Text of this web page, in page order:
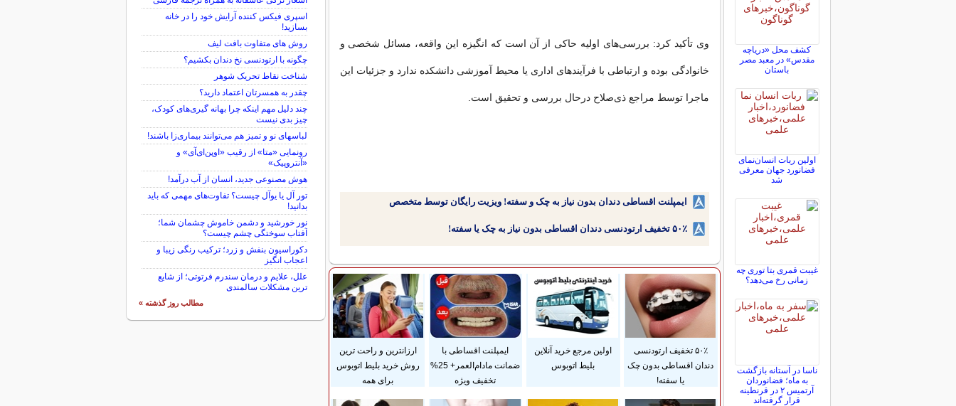
وی تأکید کرد: بررسی‌های اولیه حاکی از آن است که انگیزه این واقعه، مسائل شخصی و
خانوادگی بوده و ارتباطی با فرآیندهای اداری یا محیط آموزشی دانشکده ندارد و جزئیات این
ماجرا توسط مراجع ذی‌صلاح درحال بررسی و تحقیق است.
ایمپلنت اقساطی دندان بدون نیاز به چک و سفته! ویزیت رایگان توسط متخصص
۵۰٪ تخفیف ارتودنسی دندان اقساطی بدون نیاز به چک یا سفته!
۵۰٪ تخفیف ارتودنسی
دندان اقساطی بدون چک
یا سفته!
اولین مرجع خرید آنلاین
بلیط اتوبوس
ایمپلنت اقساطی با
ضمانت مادام‌العمر+ 25%
تخفیف ویژه
ارزانترین و راحت ترین
روش خرید بلیط اتوبوس
برای همه
کشف محل «دریاچه
مقدس» در معبد مصر
باستان
اولین ربات انسان‌نمای
فضانورد جهان معرفی
شد
غیبت قمری بتا توری چه
زمانی رخ می‌دهد؟
ناسا در آستانه بازگشت
به ماه؛ فضانوردان
آرتمیس ۲ در قرنطینه
قرار گرفته‌اند
اسپری فیکس کننده آرایش خود را در خانه
بسازید!
روش های متفاوت بافت لیف
چگونه با ارتودنسی نخ دندان بکشیم؟
شناخت نقاط تحریک شوهر
چقدر به همسرتان اعتماد دارید؟
چند دلیل مهم اینکه چرا بهانه گیری‌های کودک،
چیز بدی نیست
لباس‎های نو و تمیز هم می‌توانند بیماری‌زا باشند!
رونمایی «متا» از رقیب «اوپن‌ای‌آی» و
«آنتروپیک»
هوش مصنوعی جدید، انسان از آب درآمد!
تور آل یا یوآل چیست؟ تفاوت‌های مهمی که باید
بدانید!
نور خورشید و دشمن خاموش چشمان شما؛
آفتاب سوختگی چشم چیست؟
دکوراسیون بنفش و زرد؛ ترکیب رنگی زیبا و
اعجاب انگیز
علل، علایم و درمان سندرم فرتوتی؛ از شایع
ترین مشکلات سالمندی
مطالب روز گذشته »